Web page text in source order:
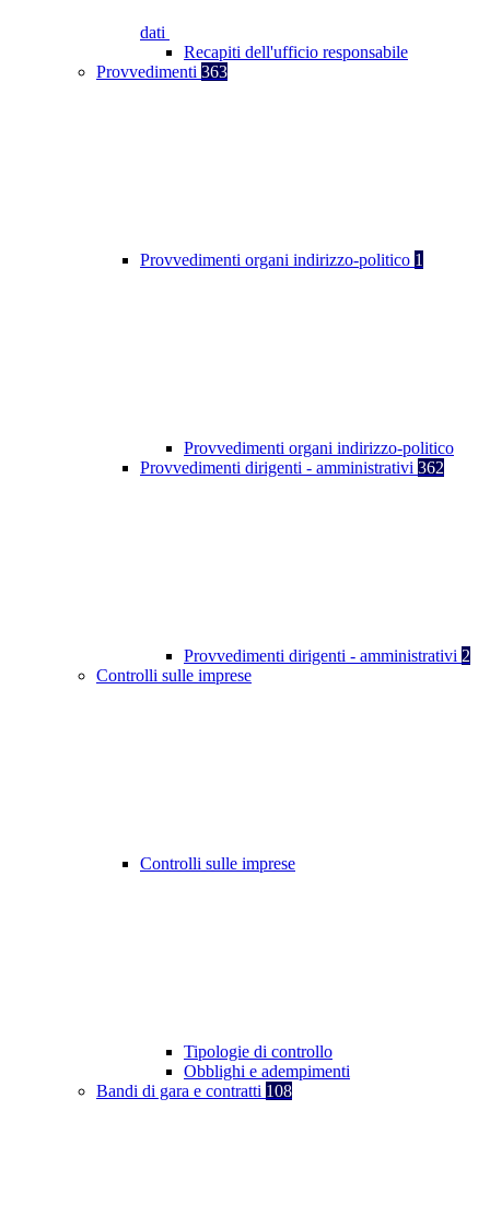
dati
Recapiti dell'ufficio responsabile
Provvedimenti 363
Provvedimenti organi indirizzo-politico 1
Provvedimenti organi indirizzo-politico
Provvedimenti dirigenti - amministrativi 362
Provvedimenti dirigenti - amministrativi 2
Controlli sulle imprese
Controlli sulle imprese
Tipologie di controllo
Obblighi e adempimenti
Bandi di gara e contratti 108